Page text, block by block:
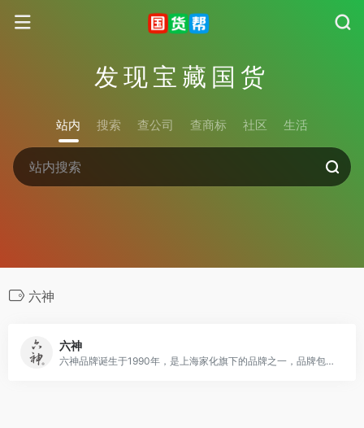
发现宝藏国货
站内 搜索 查公司 查商标 社区 生活
六神
六神
六神品牌诞生于1990年，是上海家化旗下的品牌之一，品牌包含花露水、沐浴露、香皂、洗手液等产品。